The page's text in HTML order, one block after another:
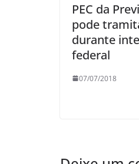
PEC da
pode
durante
federal
07/07/2018